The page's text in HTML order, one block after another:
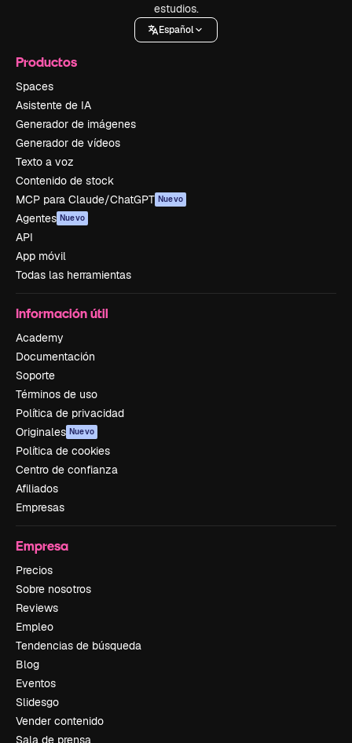
estudios.
Español
Productos
Spaces
Asistente de IA
Generador de imágenes
Generador de vídeos
Texto a voz
Contenido de stock
MCP para Claude/ChatGPT Nuevo
Agentes Nuevo
API
App móvil
Todas las herramientas
Información útil
Academy
Documentación
Soporte
Términos de uso
Política de privacidad
Originales Nuevo
Política de cookies
Centro de confianza
Afiliados
Empresas
Empresa
Precios
Sobre nosotros
Reviews
Empleo
Tendencias de búsqueda
Blog
Eventos
Slidesgo
Vender contenido
Sala de prensa